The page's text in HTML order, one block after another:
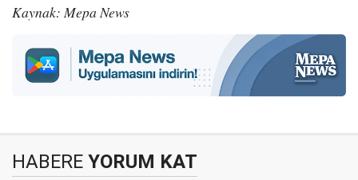
Kaynak: Mepa News
HABERE YORUM KAT